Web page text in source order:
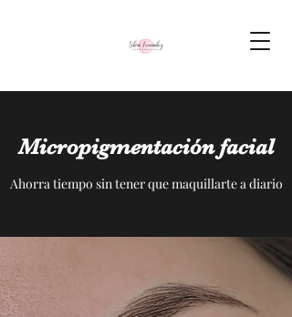
Micropigmentación facial
Ahorra tiempo sin tener que maquillarte a diario